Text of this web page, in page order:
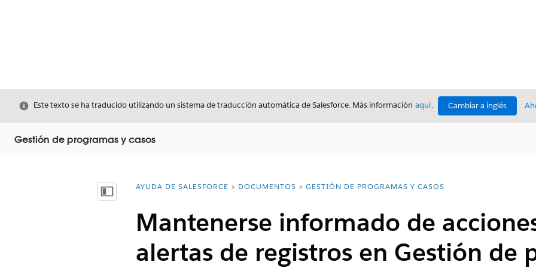
Cerrar
Este texto se ha traducido utilizando un sistema de traducción automática de Salesforce. Más información aquí. Cambiar a inglés
Gestión de programas y casos
Mostrar índice de materias
Usted está aquí:
AYUDA DE SALESFORCE DOCUMENTOS GESTIÓN DE PROGRAMAS Y CASOS
Mantenerse informado de
alertas de registros en Gestión de